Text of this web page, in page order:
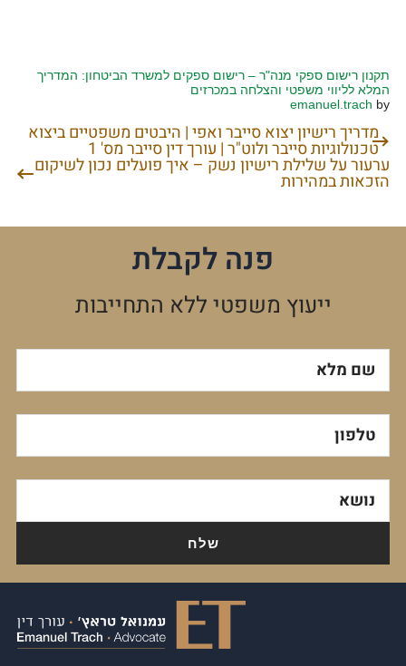
תקנון רישום ספקי מנה"ר – רישום ספקים למשרד הביטחון: המדריך
המלא לליווי משפטי והצלחה במכרזים
by
emanuel.trach
ניווט
מדריך רישיון יצוא סייבר ואפי | היבטים משפטיים ביצוא
טכנולוגיות סייבר ולוט"ר | עורך דין סייבר מס' 1
ערעור על שלילת רישיון נשק – איך פועלים נכון לשיקום
הזכאות במהירות
פנה לקבלת
ייעוץ משפטי ללא התחייבות
שם מלא
טלפון
נושא